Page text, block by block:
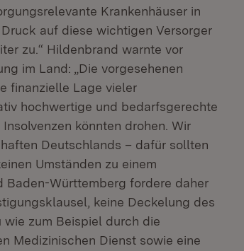
Krankenhäuser in
auf diese wichtigen Versorger
zu.“ Hildenbrand warnte vor
im Land: „Die vorgesehenen
finanzielle Lage vieler
hochwertige und bedarfsgerechte
könnten drohen. Wir
Deutschlands – dafür sollten
Umständen zu einem
Baden-Württemberg fordere daher
keine Deckelung des
zum Beispiel durch die
Medizinischen Dienst sowie eine